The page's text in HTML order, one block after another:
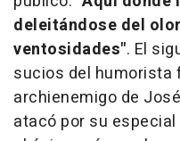
deleitándose del
ventosidades". El
sucios del humorista
archienemigo de
atacó por su